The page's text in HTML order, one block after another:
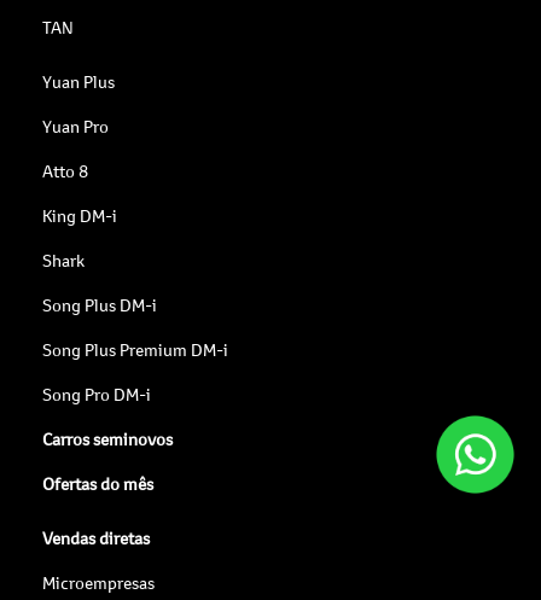
TAN
Yuan Plus
Yuan Pro
Atto 8
King DM-i
Shark
Song Plus DM-i
Song Plus Premium DM-i
Song Pro DM-i
Carros seminovos
Ofertas do mês
Vendas diretas
Microempresas